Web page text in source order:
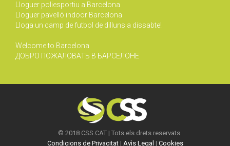
Lloguer poliesportiu a Barcelona
Lloguer pavelló indoor Barcelona
Lloga un camp de futbol de dilluns a dissabte!
Welcome to Barcelona
ДОБРО ПОЖАЛОВАТЬ В БАРСЕЛОНЕ
© 2018 CSS.CAT | Tots els drets reservats
Condicions de Privacitat| Avìs Legal | Cookies